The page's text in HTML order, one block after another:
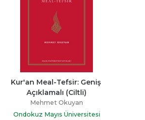
Mauro De Vasconcelos
Can Yayınları
12,50
Kur'an Meal-Tefsir: Geniş
Açıklamalı (Ciltli)
Mehmet Okuyan
Ondokuz Mayıs Üniversitesi